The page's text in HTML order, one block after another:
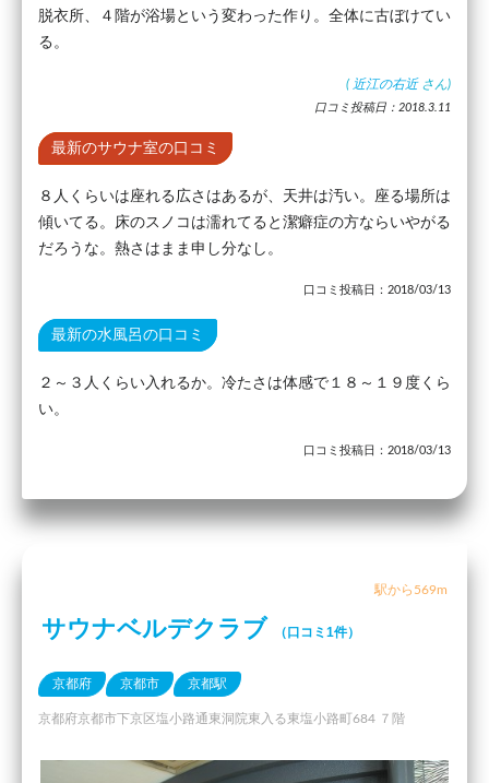
脱衣所、４階が浴場という変わった作り。全体に古ぼけてい
る。
( 近江の右近 さん)
口コミ投稿日：2018.3.11
最新のサウナ室の口コミ
８人くらいは座れる広さはあるが、天井は汚い。座る場所は
傾いてる。床のスノコは濡れてると潔癖症の方ならいやがる
だろうな。熱さはまま申し分なし。
口コミ投稿日：2018/03/13
最新の水風呂の口コミ
２～３人くらい入れるか。冷たさは体感で１８～１９度くら
い。
口コミ投稿日：2018/03/13
駅から569m
サウナベルデクラブ （口コミ1件）
京都府 京都市 京都駅
京都府京都市下京区塩小路通東洞院東入る東塩小路町684 ７階